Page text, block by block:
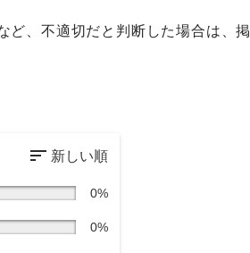
ど、不適切だと判断した場合は、掲
0%
0%